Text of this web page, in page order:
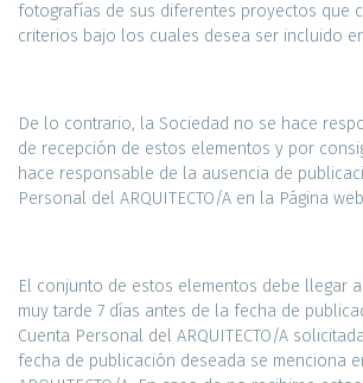
fotografías de sus diferentes proyectos que
criterios bajo los cuales desea ser incluido
De lo contrario, la Sociedad no se hace
de recepción de estos elementos y por
hace responsable de la ausencia de
Personal del ARQUITECTO/A en la Página
El conjunto de estos elementos debe llegar
muy tarde 7 días antes de la fecha de
Cuenta Personal del ARQUITECTO/A
fecha de publicación deseada se menciona